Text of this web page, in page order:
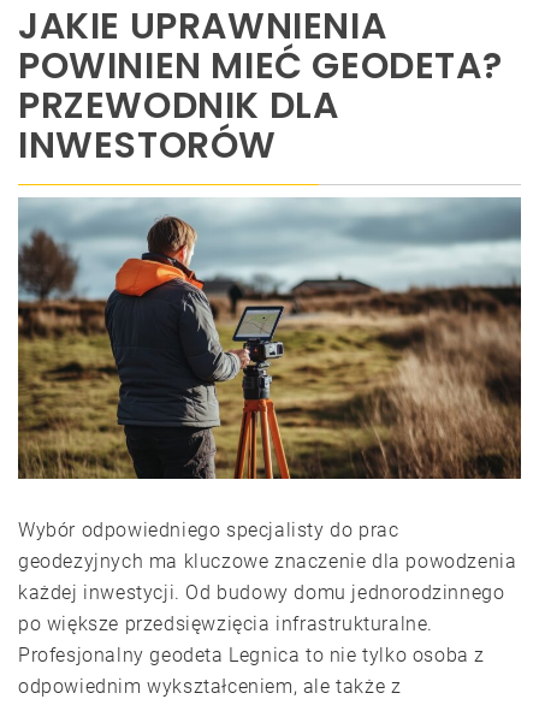
JAKIE UPRAWNIENIA
POWINIEN MIEĆ GEODETA?
PRZEWODNIK DLA
INWESTORÓW
Wybór odpowiedniego specjalisty do prac
geodezyjnych ma kluczowe znaczenie dla powodzenia
każdej inwestycji. Od budowy domu jednorodzinnego
po większe przedsięwzięcia infrastrukturalne.
Profesjonalny geodeta Legnica to nie tylko osoba z
odpowiednim wykształceniem, ale także z